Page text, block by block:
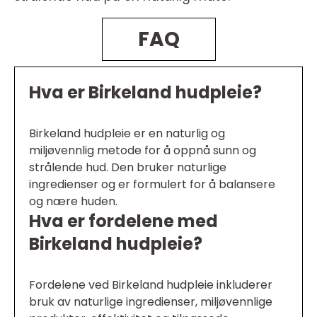
FAQ
Hva er Birkeland hudpleie?
Birkeland hudpleie er en naturlig og
miljøvennlig metode for å oppnå sunn og
strålende hud. Den bruker naturlige
ingredienser og er formulert for å balansere
og nære huden.
Hva er fordelene med
Birkeland hudpleie?
Fordelene ved Birkeland hudpleie inkluderer
bruk av naturlige ingredienser, miljøvennlige